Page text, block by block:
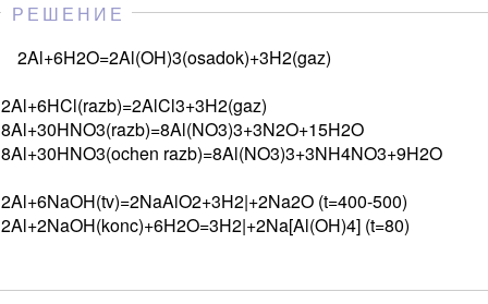
РЕШЕНИЕ
2Al+6H2O=2Al(OH)3(osadok)+3H2(gaz)
2Al+6HCl(razb)=2AlCl3+3H2(gaz)
8Al+30HNO3(razb)=8Al(NO3)3+3N2O+15H2O
8Al+30HNO3(ochen razb)=8Al(NO3)3+3NH4NO3+9H2O
2Al+6NaOH(tv)=2NaAlO2+3H2|+2Na2O (t=400-500)
2Al+2NaOH(konc)+6H2O=3H2|+2Na[Al(OH)4] (t=80)